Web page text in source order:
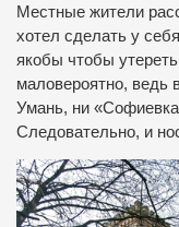
Местные жители
хотел сделать у
якобы чтобы
маловероятно, ведь
Умань, ни
Следовательно, и